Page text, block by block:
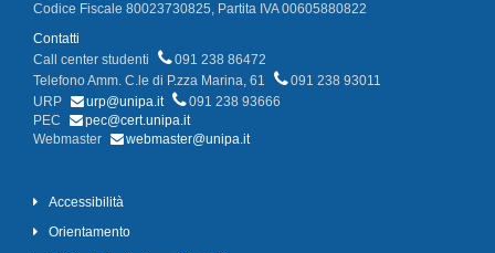
Codice Fiscale 80023730825, Partita IVA 00605880822
Contatti
Call center studenti
091 238 86472
Telefono Amm. C.le di P.zza Marina, 61
091 238 93011
URP
urp@unipa.it
091 238 93666
PEC
pec@cert.unipa.it
Webmaster
webmaster@unipa.it
Accessibilità
Orientamento